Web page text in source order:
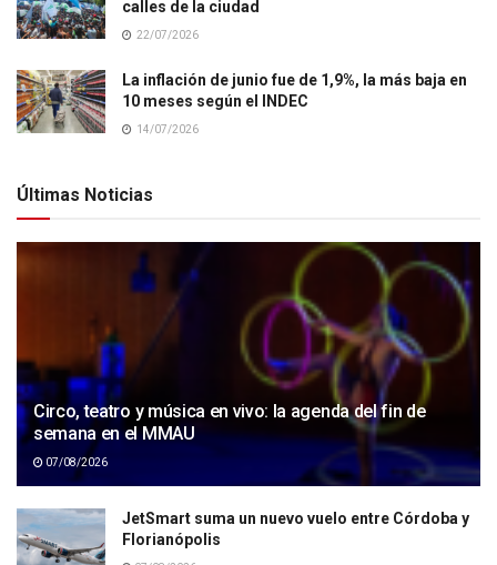
calles de la ciudad
22/07/2026
La inflación de junio fue de 1,9%, la más baja en
10 meses según el INDEC
14/07/2026
Últimas Noticias
Circo, teatro y música en vivo: la agenda del fin de
semana en el MMAU
07/08/2026
JetSmart suma un nuevo vuelo entre Córdoba y
Florianópolis